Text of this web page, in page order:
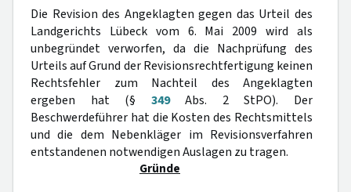
Die Revision des Angeklagten gegen das Urteil des
Landgerichts Lübeck vom 6. Mai 2009 wird als
unbegründet verworfen, da die Nachprüfung des
Urteils auf Grund der Revisionsrechtfertigung keinen
Rechtsfehler zum Nachteil des Angeklagten
ergeben hat (§ 349Abs. 2 StPO). Der
Beschwerdeführer hat die Kosten des Rechtsmittels
und die dem Nebenkläger im Revisionsverfahren
entstandenen notwendigen Auslagen zu tragen.
Gründe